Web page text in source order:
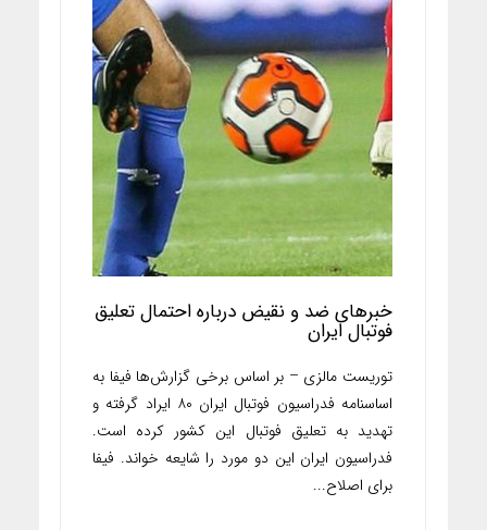
خبرهای ضد و نقیض درباره احتمال تعلیق
فوتبال ایران
توریست مالزی – بر اساس برخی گزارش‌ها فیفا به
اساسنامه فدراسیون فوتبال ایران ۸۰ ایراد گرفته و
تهدید به تعلیق فوتبال این کشور کرده است.
فدراسیون ایران این دو مورد را شایعه خواند. فیفا
برای اصلاح...